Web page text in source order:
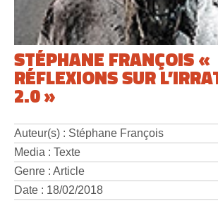
STÉPHANE FRANÇOIS «
RÉFLEXIONS SUR
2.0 »
Auteur(s) : Stéphane François
Media : Texte
Genre : Article
Date : 18/02/2018